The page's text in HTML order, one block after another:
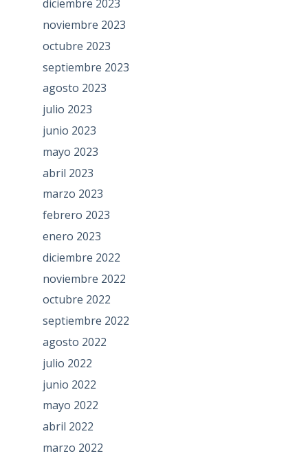
diciembre 2023
noviembre 2023
octubre 2023
septiembre 2023
agosto 2023
julio 2023
junio 2023
mayo 2023
abril 2023
marzo 2023
febrero 2023
enero 2023
diciembre 2022
noviembre 2022
octubre 2022
septiembre 2022
agosto 2022
julio 2022
junio 2022
mayo 2022
abril 2022
marzo 2022